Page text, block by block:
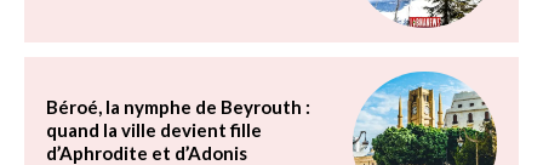
Béroé, la nymphe de Beyrouth :
quand la ville devient fille
d’Aphrodite et d’Adonis